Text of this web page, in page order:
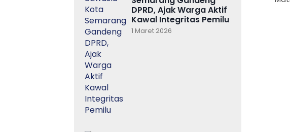
DPRD, Ajak Warga Aktif
Kawal Integritas Pemilu
1 Maret 2026